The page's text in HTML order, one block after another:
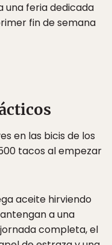
una feria dedicada
fin de semana
en las bicis de los
tacos al empezar
aceite hirviendo
a una
completa, el